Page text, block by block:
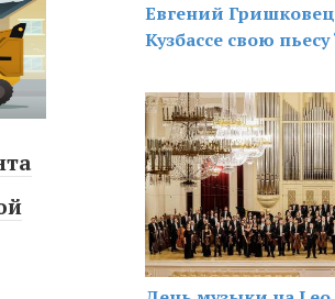
Евгений Гришковец
Кузбассе свою